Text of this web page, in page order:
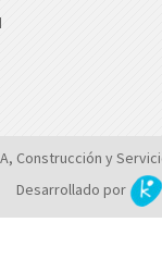
Construcción y
Desarrollado por